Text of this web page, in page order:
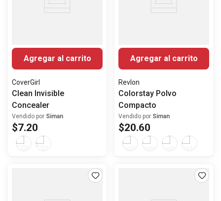
Agregar al carrito
CoverGirl
Clean Invisible
Concealer
Vendido por Siman
$7.20
Agregar al carrito
Revlon
Colorstay Polvo
Compacto
Vendido por Siman
$20.60